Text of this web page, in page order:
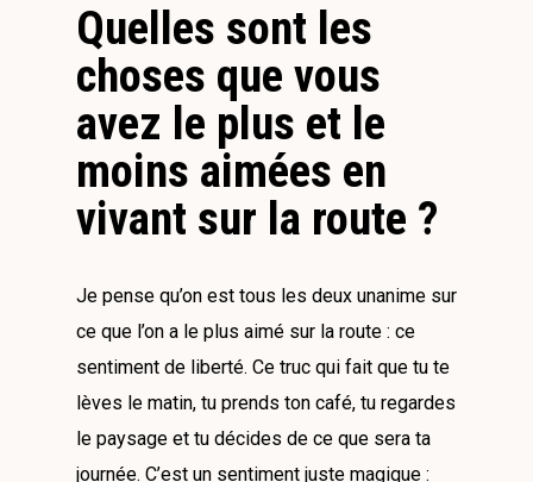
Quelles sont les
choses que vous
avez le plus et le
moins aimées en
vivant sur la route ?
Je pense qu’on est tous les deux unanime sur
ce que l’on a le plus aimé sur la route : ce
sentiment de liberté. Ce truc qui fait que tu te
lèves le matin, tu prends ton café, tu regardes
le paysage et tu décides de ce que sera ta
journée. C’est un sentiment juste magique :